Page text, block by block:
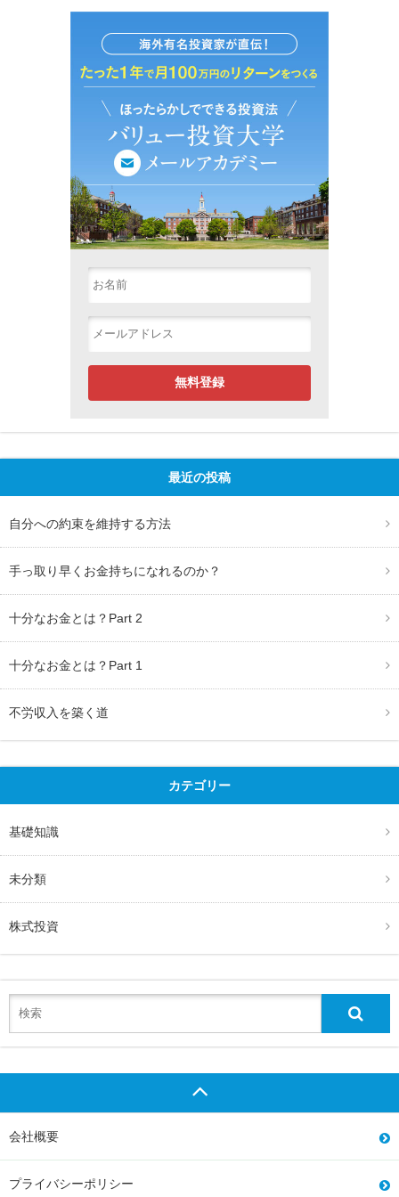
最近の投稿
自分への約束を維持する方法
手っ取り早くお金持ちになれるのか？
十分なお金とは？Part 2
十分なお金とは？Part 1
不労収入を築く道
カテゴリー
基礎知識
未分類
株式投資
会社概要
プライバシーポリシー